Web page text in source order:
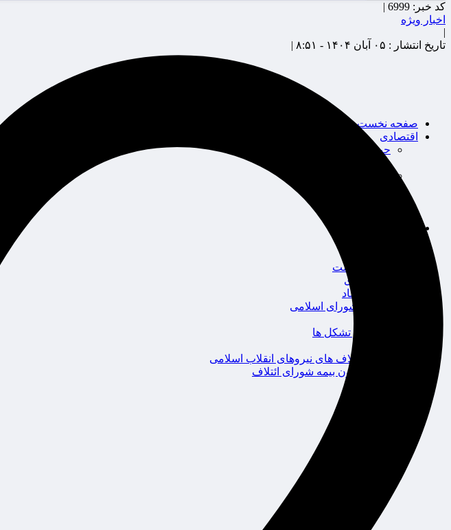
صفحه نخست
اقتصادی
حوزه بیمه
محیط زیست
گردشگری
سیاست و اقتصاد
مجلس شورای اسلامی
احزاب و تشکل ها
ائتلاف های نیروهای انقلاب اسلامی
کانون بیمه شورای ائتلاف
کد خبر: 6999 |
اخبار ویژه
|
تاریخ انتشار : ۰۵ آبان ۱۴۰۴ - ۸:۵۱ |